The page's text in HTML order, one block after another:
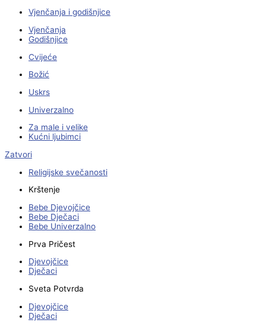
Vjenčanja i godišnjice
Vjenčanja
Godišnjice
Cvijeće
Božić
Uskrs
Univerzalno
Za male i velike
Kućni ljubimci
Zatvori
Religijske svečanosti
Krštenje
Bebe Djevojčice
Bebe Dječaci
Bebe Univerzalno
Prva Pričest
Djevojčice
Dječaci
Sveta Potvrda
Djevojčice
Dječaci